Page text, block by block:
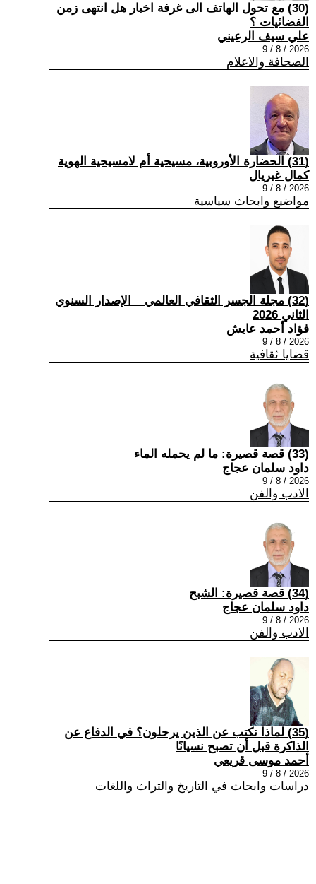
(30) مع تحول الهاتف الى غرفة اخبار هل انتهى زمن
الفضائيات ؟
علي سيف الرعيني
2026 / 8 / 9
الصحافة والاعلام
(31) الحضارة الأوروبية، مسيحية أم لامسيحية الهوية
كمال غبريال
2026 / 8 / 9
مواضيع وابحاث سياسية
(32) مجلة الجسر الثقافي العالمي _ الإصدار السنوي
الثاني 2026
فؤاد أحمد عايش
2026 / 8 / 9
قضايا ثقافية
(33) قصة قصيرة: ما لم يحمله الماء
داود سلمان عجاج
2026 / 8 / 9
الادب والفن
(34) قصة قصيرة: الشبح
داود سلمان عجاج
2026 / 8 / 9
الادب والفن
(35) لماذا نكتب عن الذين يرحلون؟ في الدفاع عن
الذاكرة قبل أن تصبح نسيانًا
أحمد موسى قريعي
2026 / 8 / 9
دراسات وابحاث في التاريخ والتراث واللغات